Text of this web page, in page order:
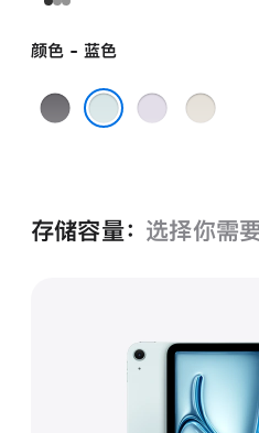
颜色 - 蓝色
深
紫
星
存储容量： 选择你需